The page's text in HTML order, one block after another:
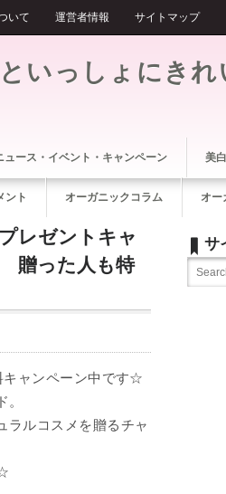
いっしょにきれ
レゼントキャ
贈った人も特
キャンペーン中です☆
ラルコスメを贈るチャ
サ
いて 運営者情報 サイトマップ
ュース・イベント・キャンペーン 美白
ント オーガニックコラム オー